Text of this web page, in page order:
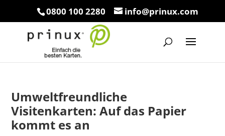
0800 100 2280 info@prinux.com
Umweltfreundliche
Visitenkarten: Auf das Papier
kommt es an